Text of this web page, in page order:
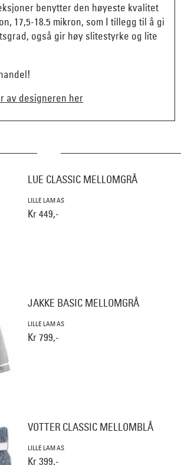
benytter den høyeste kvalitet
17,5-18.5 mikron, som I tillegg til å gi
også gir høy slitestyrke og lite
av designeren her
LUE CLASSIC MELLOMGRÅ
LILLE LAM AS
Kr 449,-
JAKKE BASIC MELLOMGRÅ
LILLE LAM AS
Kr 799,-
VOTTER CLASSIC MELLOMBLÅ
LILLE LAM AS
Kr 399,-